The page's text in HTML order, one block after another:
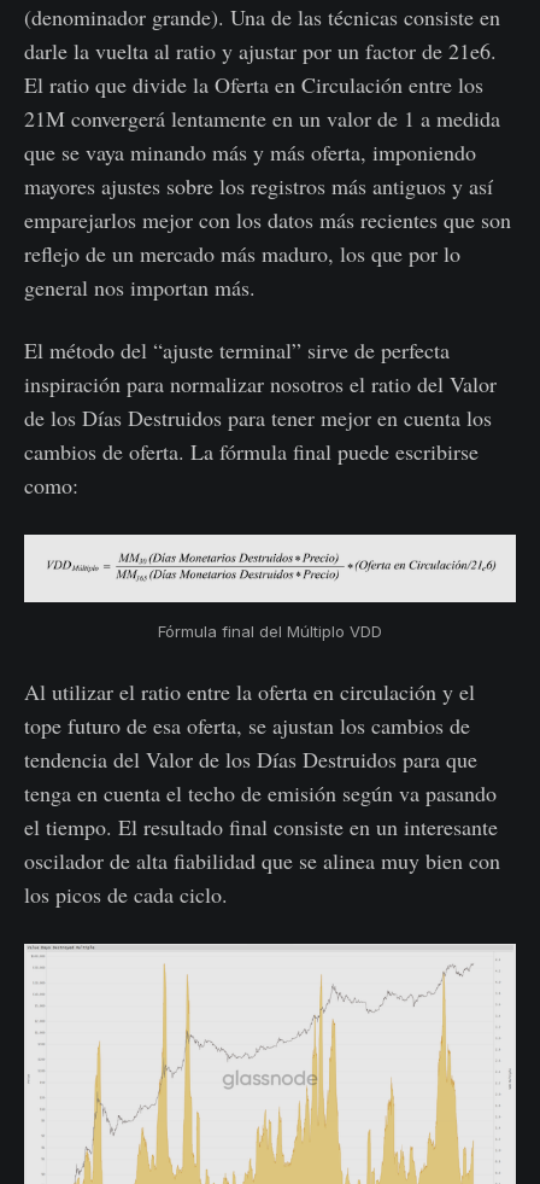
(denominador grande). Una de las técnicas consiste en
darle la vuelta al ratio y ajustar por un factor de 21e6.
El ratio que divide la Oferta en Circulación entre los
21M convergerá lentamente en un valor de 1 a medida
que se vaya minando más y más oferta, imponiendo
mayores ajustes sobre los registros más antiguos y así
emparejarlos mejor con los datos más recientes que son
reflejo de un mercado más maduro, los que por lo
general nos importan más.
El método del “ajuste terminal” sirve de perfecta
inspiración para normalizar nosotros el ratio del Valor
de los Días Destruidos para tener mejor en cuenta los
cambios de oferta. La fórmula final puede escribirse
como:
Fórmula final del Múltiplo VDD
Al utilizar el ratio entre la oferta en circulación y el
tope futuro de esa oferta, se ajustan los cambios de
tendencia del Valor de los Días Destruidos para que
tenga en cuenta el techo de emisión según va pasando
el tiempo. El resultado final consiste en un interesante
oscilador de alta fiabilidad que se alinea muy bien con
los picos de cada ciclo.